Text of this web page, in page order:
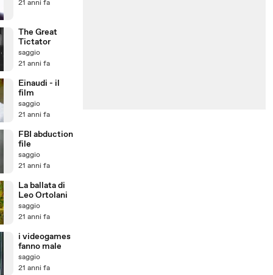
21 anni fa
The Great
Tictator
saggio
21 anni fa
Einaudi - il
film
saggio
21 anni fa
FBI abduction
file
saggio
21 anni fa
La ballata di
Leo Ortolani
saggio
21 anni fa
i videogames
fanno male
saggio
21 anni fa